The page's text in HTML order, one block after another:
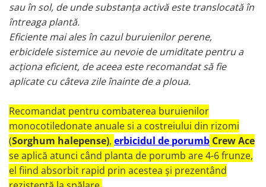
sau în sol, de unde substanța activă este translocată în
întreaga plantă.
Eficiente mai ales în cazul buruienilor perene,
erbicidele sistemice au nevoie de umiditate pentru a
acționa eficient, de aceea este recomandat să fie
aplicate cu câteva zile înainte de a ploua.
Recomandat pentru combaterea buruienilor
monocotiledonate anuale si a costreiului din rizomi
(Sorghum halepense), erbicidul de porumb Crew Ace
se aplică atunci când planta de porumb are 4-6 frunze,
el fiind absorbit rapid prin acestea și prezentând